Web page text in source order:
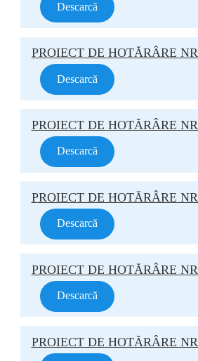
Descarcă
PROIECT DE HOTĂRÂRE
Descarcă
PROIECT DE HOTĂRÂRE
Descarcă
PROIECT DE HOTĂRÂRE
Descarcă
PROIECT DE HOTĂRÂRE
Descarcă
PROIECT DE HOTĂRÂRE